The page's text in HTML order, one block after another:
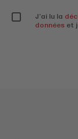
J’ai lu la
données et